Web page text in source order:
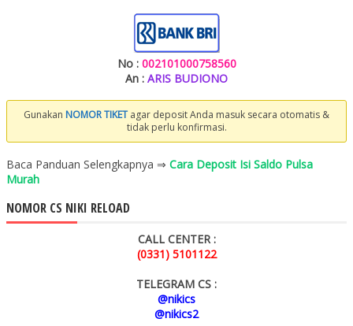
No : 002101000758560
An : ARIS BUDIONO
Gunakan NOMOR TIKET agar deposit Anda masuk secara otomatis &
tidak perlu konfirmasi.
Baca Panduan Selengkapnya ⇒ Cara Deposit Isi Saldo Pulsa
Murah
NOMOR CS NIKI RELOAD
CALL CENTER :
(0331) 5101122
TELEGRAM CS :
@nikics
@nikics2